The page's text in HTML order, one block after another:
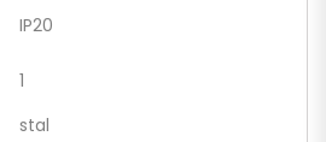
IP20
1
stal